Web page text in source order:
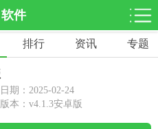
件
软件分类
竞速
游戏
排行 资讯 专题
v4.1.3安卓版 下载
日期：2025-02-24
版本：v4.1.3安卓版